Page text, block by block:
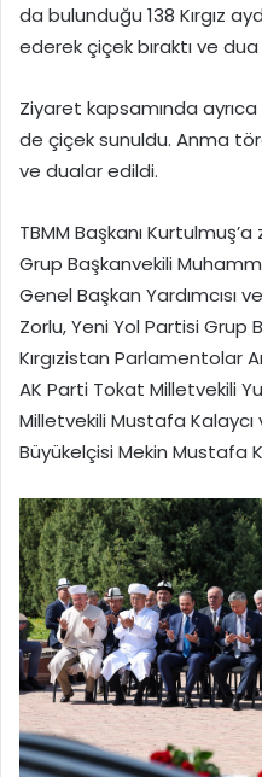
da bulunduğu 138 Kırgız
ederek çiçek bıraktı ve
Ziyaret kapsamında
de çiçek sunuldu. Anma
ve dualar edildi.
TBMM Başkanı
Grup Başkanvekili
Genel Başkan Yardımcısı
Zorlu, Yeni Yol Partisi Grup
Kırgızistan Parlamentolar
AK Parti Tokat Milletvekili
Milletvekili Mustafa Kalaycı
Büyükelçisi Mekin Mustafa